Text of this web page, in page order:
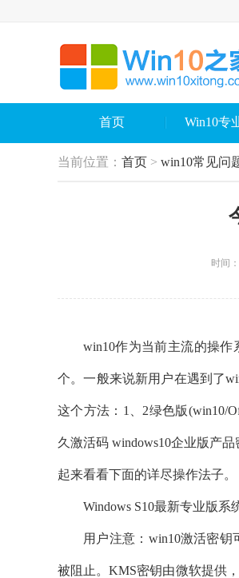
首页 Win10专
当前位置： 首页 > win10常见问
时间
win10作为当前主流的操
个。一般来说新用户在遇到了
这个方法：1、2绿色版(win10/
久激活码 windows10企业版产
起来看看下面的详尽操作法子。
Windows S10最新专业版系
用户注意：win10激活密
被阻止。KMS密钥由微软提供